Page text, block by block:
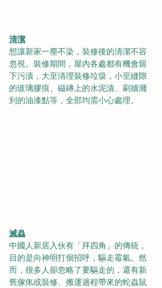
清潔
想讓新家一塵不染，裝修後的清潔不容
忽視。裝修期間，屋內各處都有機會留
下污漬，大至清理裝修垃圾，小至縫隙
的玻璃膠痕、磁磚上的水泥漬、刷牆濺
到的油漆點等，全部均需小心處理。
滅蟲
中國人新居入伙有「拜四角」的傳統，
目的是向神明打個招呼，驅走霉氣。然
而，很多人卻忽略了要驅走的，還有新
舊傢俬或裝修、搬運過程帶來的蛇蟲鼠